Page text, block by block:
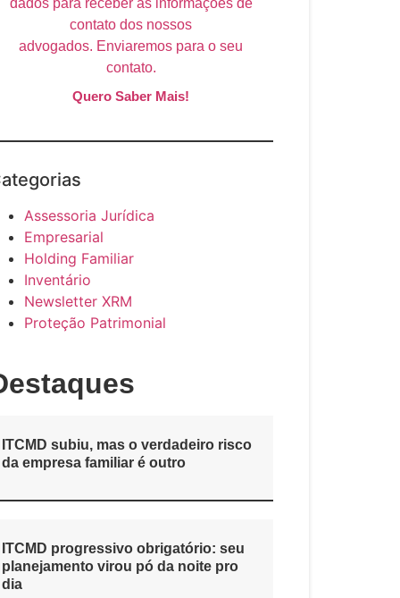
dados para receber as informações de
contato dos nossos
advogados. Enviaremos para o seu
contato.
Quero Saber Mais!
Assessoria Jurídica
Empresarial
Holding Familiar
Inventário
Newsletter XRM
Proteção Patrimonial
ITCMD subiu, mas o verdadeiro risco
da empresa familiar é outro
ITCMD progressivo obrigatório: seu
planejamento virou pó da noite pro
dia